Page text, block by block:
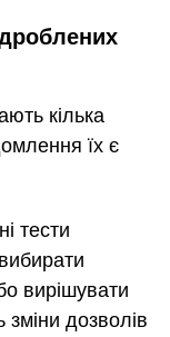
кілька
їх є
тести
вирішувати
дозволів